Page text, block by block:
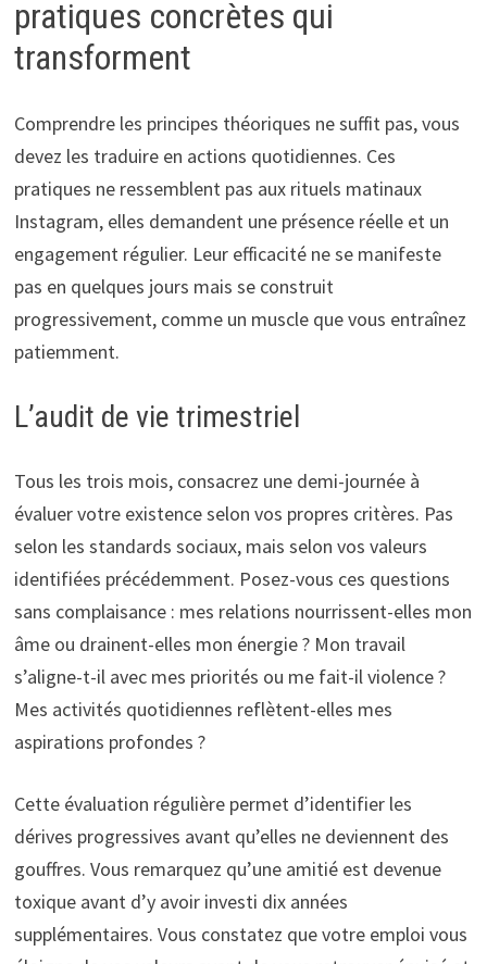
pratiques concrètes qui
transforment
Comprendre les principes théoriques ne suffit pas, vous
devez les traduire en actions quotidiennes. Ces
pratiques ne ressemblent pas aux rituels matinaux
Instagram, elles demandent une présence réelle et un
engagement régulier. Leur efficacité ne se manifeste
pas en quelques jours mais se construit
progressivement, comme un muscle que vous entraînez
patiemment.
L’audit de vie trimestriel
Tous les trois mois, consacrez une demi-journée à
évaluer votre existence selon vos propres critères. Pas
selon les standards sociaux, mais selon vos valeurs
identifiées précédemment. Posez-vous ces questions
sans complaisance : mes relations nourrissent-elles mon
âme ou drainent-elles mon énergie ? Mon travail
s’aligne-t-il avec mes priorités ou me fait-il violence ?
Mes activités quotidiennes reflètent-elles mes
aspirations profondes ?
Cette évaluation régulière permet d’identifier les
dérives progressives avant qu’elles ne deviennent des
gouffres. Vous remarquez qu’une amitié est devenue
toxique avant d’y avoir investi dix années
supplémentaires. Vous constatez que votre emploi vous